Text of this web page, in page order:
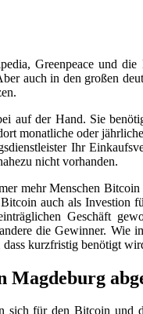
Greenpeace und die
auch in den großen
auf der Hand. Sie
monatliche oder
Ihr
nicht vorhanden.
mehr Menschen
auch als Investion
Geschäft
die Gewinner. Wie
kurzfristig benötigt
Magdeburg
sich für den Bitcoin und